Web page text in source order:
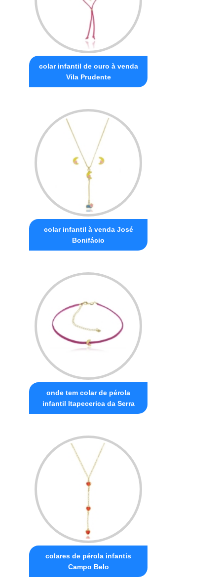
colar infantil de ouro à venda
Vila Prudente
colar infantil à venda José
Bonifácio
onde tem colar de pérola
infantil Itapecerica da Serra
colares de pérola infantis
Campo Belo